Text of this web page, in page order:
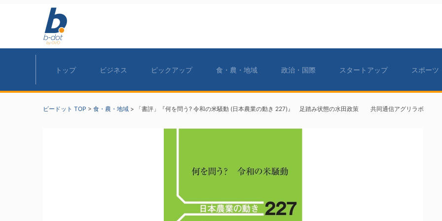
トップ ビジネス ピックアップ 食・農・地域 政治・国際 スタートアップ スポーツ
ビードット TOP > 食・農・地域 > 「書評」『何を問う? 令和の米騒動 (日本農業の動き 227)』 足踏み状態の水田政策 共同通信アグリラボ